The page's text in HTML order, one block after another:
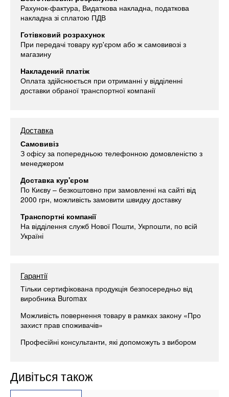
Рахунок-фактура, Видаткова накладна, податкова
накладна зі сплатою ПДВ
Готівковий розрахунок
При передачі товару кур'єром або ж самовивозі з
магазину
Накладений платіж
Оплата здійснюється при отриманні у відділенні
доставки обраної транспортної компанії
Доставка
Самовивіз
З офісу за попередньою телефонною домовленістю з
менеджером
Доставка кур'єром
По Києву – безкоштовно при замовленні на сайті від
2000 грн, можливість замовити швидку доставку
Транспортні компанії
На відділення служб Нової Пошти, Укрпошти, по всій
Україні
Гарантії
Тільки сертифікована продукція безпосередньо від
виробника Buromax
Можливість повернення товару в рамках закону «Про
захист прав споживачів»
Професійні консультанти, які допоможуть з вибором
Дивіться також